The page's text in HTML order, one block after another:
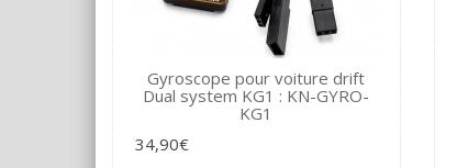
Gyroscope pour voiture drift
Dual system KG1 : KN-GYRO-
KG1
34,90€